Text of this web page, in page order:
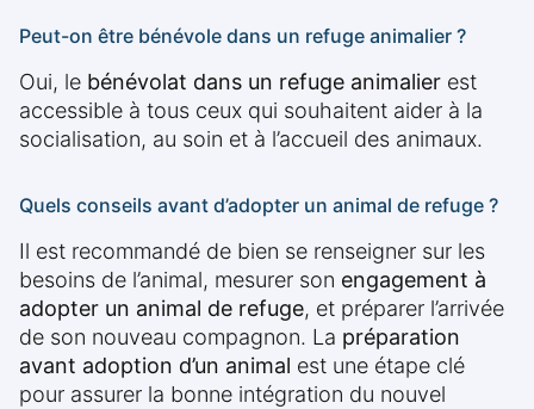
Peut-on être bénévole dans un refuge animalier ?
Oui, le bénévolat dans un refuge animalier est
accessible à tous ceux qui souhaitent aider à la
socialisation, au soin et à l’accueil des animaux.
Quels conseils avant d’adopter un animal de refuge ?
Il est recommandé de bien se renseigner sur les
besoins de l’animal, mesurer son engagement à
adopter un animal de refuge, et préparer l’arrivée
de son nouveau compagnon. La préparation
avant adoption d’un animal est une étape clé
pour assurer la bonne intégration du nouvel